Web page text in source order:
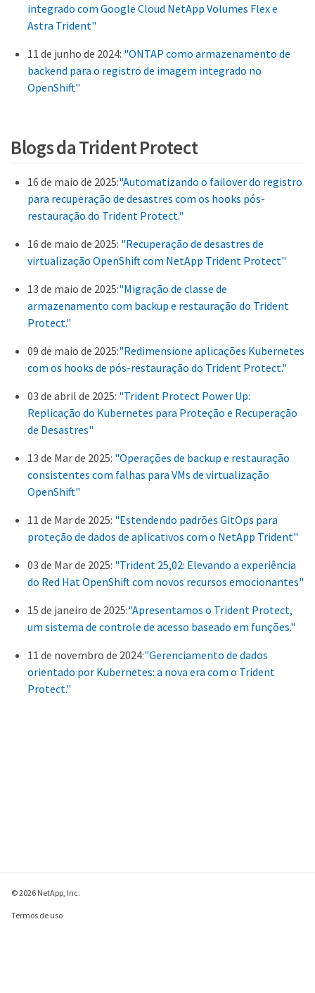
integrado com Google Cloud NetApp Volumes Flex e
Astra Trident"
11 de junho de 2024: "ONTAP como armazenamento de
backend para o registro de imagem integrado no
OpenShift"
Blogs da Trident Protect
16 de maio de 2025:"Automatizando o failover do registro
para recuperação de desastres com os hooks pós-
restauração do Trident Protect."
16 de maio de 2025: "Recuperação de desastres de
virtualização OpenShift com NetApp Trident Protect"
13 de maio de 2025:"Migração de classe de
armazenamento com backup e restauração do Trident
Protect."
09 de maio de 2025:"Redimensione aplicações Kubernetes
com os hooks de pós-restauração do Trident Protect."
03 de abril de 2025: "Trident Protect Power Up:
Replicação do Kubernetes para Proteção e Recuperação
de Desastres"
13 de Mar de 2025: "Operações de backup e restauração
consistentes com falhas para VMs de virtualização
OpenShift"
11 de Mar de 2025: "Estendendo padrões GitOps para
proteção de dados de aplicativos com o NetApp Trident"
03 de Mar de 2025: "Trident 25,02: Elevando a experiência
do Red Hat OpenShift com novos recursos emocionantes"
15 de janeiro de 2025:"Apresentamos o Trident Protect,
um sistema de controle de acesso baseado em funções."
11 de novembro de 2024:"Gerenciamento de dados
orientado por Kubernetes: a nova era com o Trident
Protect."
© 2026 NetApp, Inc.
Termos de uso